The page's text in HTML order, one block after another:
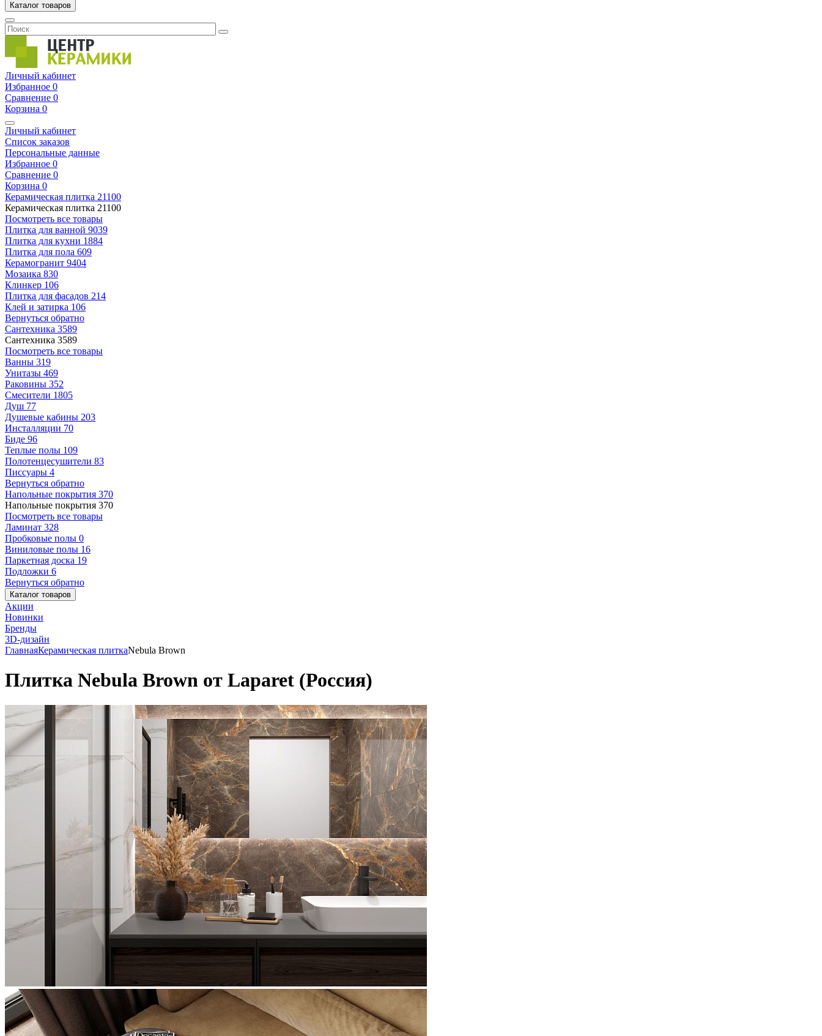
Каталог товаров
Личный кабинет
Избранное 0
Сравнение 0
Корзина 0
Личный кабинет
Список заказов
Персональные данные
Избранное 0
Сравнение 0
Корзина 0
Керамическая плитка 21100
Керамическая плитка 21100
Посмотреть все товары
Плитка для ванной 9039
Плитка для кухни 1884
Плитка для пола 609
Керамогранит 9404
Мозаика 830
Клинкер 106
Плитка для фасадов 214
Клей и затирка 106
Вернуться обратно
Сантехника 3589
Сантехника 3589
Посмотреть все товары
Ванны 319
Унитазы 469
Раковины 352
Смесители 1805
Душ 77
Душевые кабины 203
Инсталляции 70
Биде 96
Теплые полы 109
Полотенцесушители 83
Писсуары 4
Вернуться обратно
Напольные покрытия 370
Напольные покрытия 370
Посмотреть все товары
Ламинат 328
Пробковые полы 0
Виниловые полы 16
Паркетная доска 19
Подложки 6
Вернуться обратно
Каталог товаров
Акции
Новинки
Бренды
3D-дизайн
ГлавнаяКерамическая плиткаNebula Brown
Плитка Nebula Brown от Laparet (Россия)